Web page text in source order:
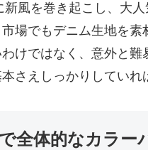
風を巻き起こし、大
場でもデニム生地を
けではなく、意外と
さえしっかりしてい
全体的なカラー